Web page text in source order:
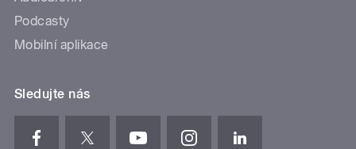
Podcasty
Mobilní aplikace
Sledujte nás